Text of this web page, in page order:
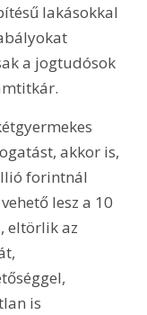
lakásokkal
a jogtudósok
akkor is,
forintnál
lesz a 10
eltörlik az
is